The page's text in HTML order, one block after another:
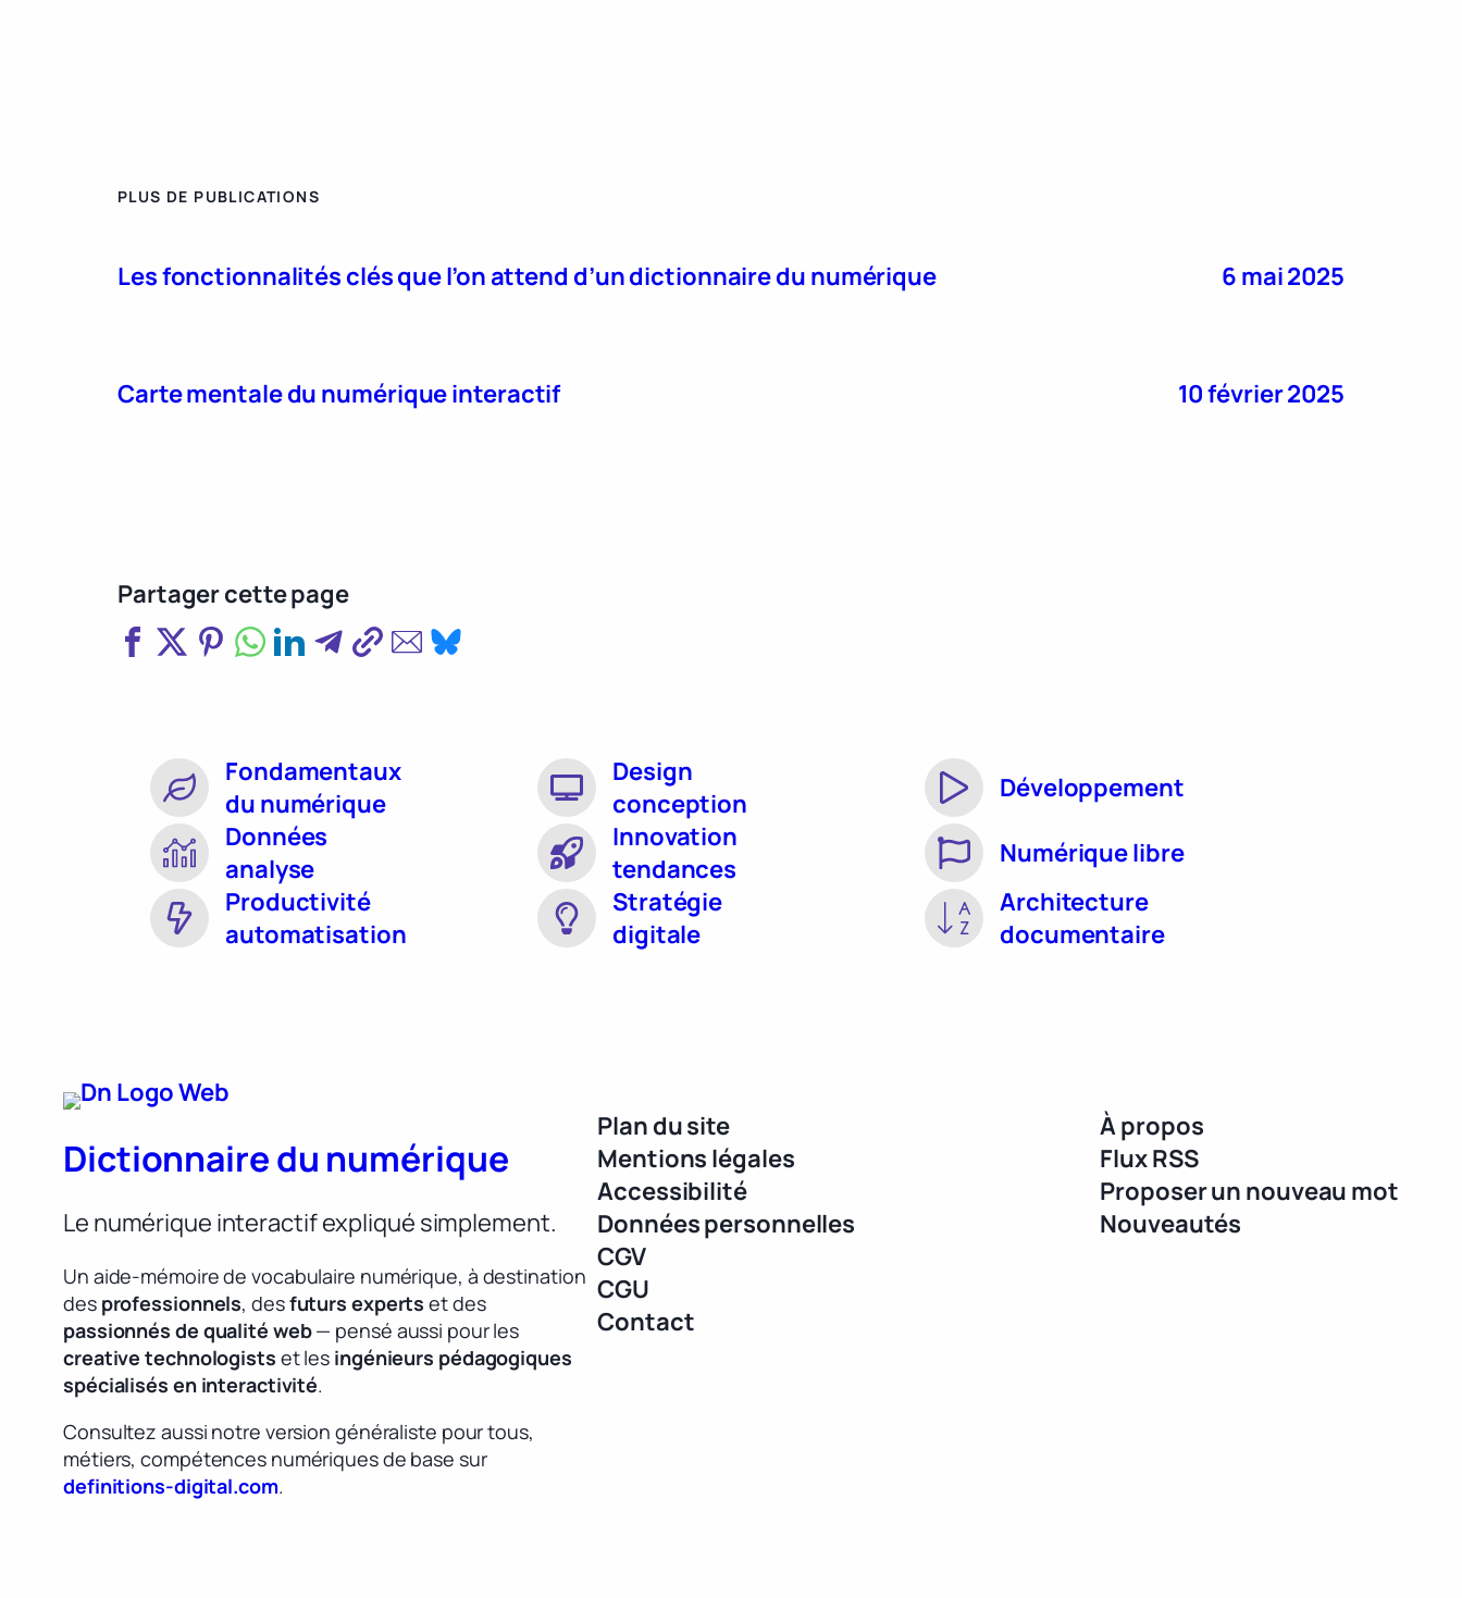
PLUS DE PUBLICATIONS
Les fonctionnalités clés que l’on attend d’un dictionnaire du numérique 6 mai 2025
Carte mentale du numérique interactif 10 février 2025
Partager cette page
Fondamentaux
du numérique
Design
conception
Développement
Données
analyse
Innovation
tendances
Numérique libre
Productivité
automatisation
Stratégie
digitale
Architecture
documentaire
Dictionnaire du numérique
Le numérique interactif expliqué simplement.
Un aide-mémoire de vocabulaire numérique, à destination
des professionnels, desfuturs experts et des
passionnés de qualité web— pensé aussi pour les
creative technologists et les ingénieurs pédagogiques
spécialisés en interactivité.
Consultez aussi notre version généraliste pour tous,
métiers, compétences numériques de base sur
definitions-digital.com.
Plan du site
Mentions légales
Accessibilité
Données personnelles
CGV
CGU
Contact
À propos
Flux RSS
Proposer un nouveau mot
Nouveautés